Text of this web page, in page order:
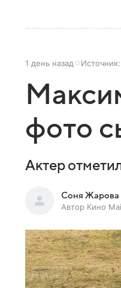
1 день назад Источник:
фото
Актер
Соня Жарова
Автор Кино